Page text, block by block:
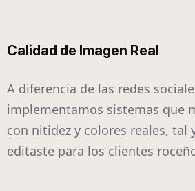
Calidad de Imagen Real
A diferencia de las redes
implementamos sistemas que
con nitidez y colores reales, tal
editaste para los clientes